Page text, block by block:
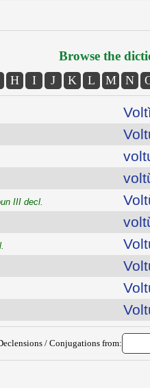
Browse the
H I J K L M N
III decl.
/ Conjugations from: